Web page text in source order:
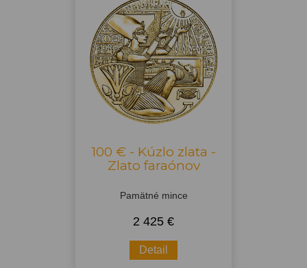
100 € - Kúzlo zlata -
Zlato faraónov
Pamätné mince
2 425 €
Detail